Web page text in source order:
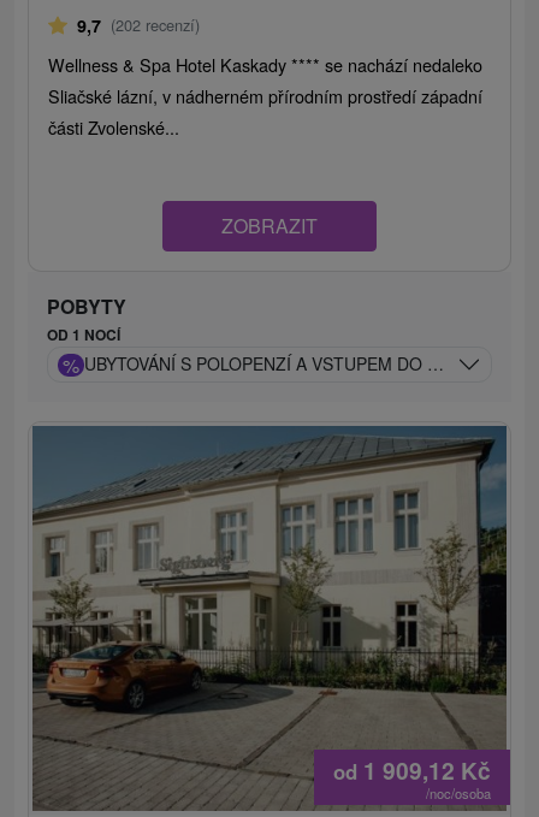
9,7 (202 recenzí)
Wellness & Spa Hotel Kaskady **** se nachází nedaleko
Sliačské lázní, v nádherném přírodním prostředí západní
části Zvolenské...
ZOBRAZIT
POBYTY
OD 1 NOCÍ
% UBYTOVÁNÍ S POLOPENZÍ A VSTUPEM DO WELLNESS
od 1 909,12 Kč
/noc/osoba